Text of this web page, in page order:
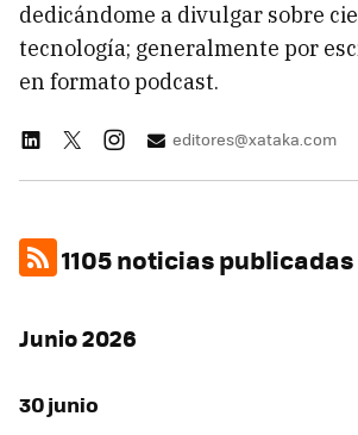
dedicándome a divulgar sobre
tecnología; generalmente por
en formato podcast.
editores@xataka.com
1105 noticias publicadas
Junio 2026
30 junio